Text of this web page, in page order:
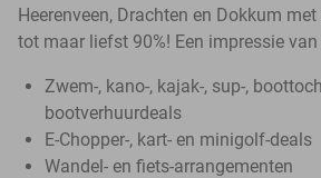
Heerenveen, Drachten en Dokkum
tot maar liefst 90%! Een impressie
Zwem-, kano-, kajak-, sup-,
bootverhuurdeals
E-Chopper-, kart- en minigolf-deals
Wandel- en fiets-arrangementen